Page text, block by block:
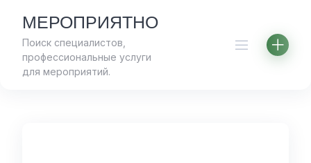
content
МЕРОПРИЯТНО
Поиск специалистов,
профессиональные услуги
для мероприятий.